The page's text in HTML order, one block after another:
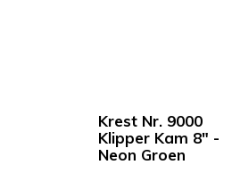
Krest Nr. 9000
Klipper Kam 8" -
Neon Groen